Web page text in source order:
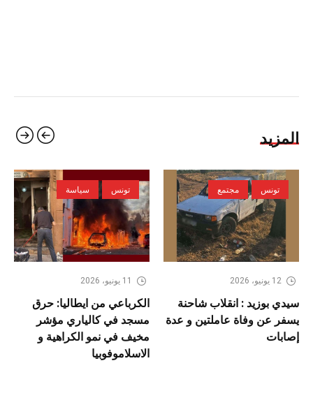
المزيد
تونس مجتمع
12 يونيو، 2026
سيدي بوزيد : انقلاب شاحنة
يسفر عن وفاة عاملتين و عدة
إصابات
تونس سياسة
11 يونيو، 2026
الكرباعي من ايطاليا: حرق
مسجد في كالياري مؤشر
مخيف في نمو الكراهية و
الاسلاموفوبيا